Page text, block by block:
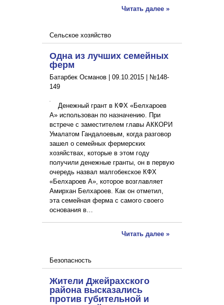
Читать далее »
Сельское хозяйство
Одна из лучших семейных
ферм
Батарбек Османов | 09.10.2015
№148-
149
Денежный грант в КФХ «Белхароев
А» использован по назначению. При
встрече с заместителем главы АККОРИ
Умалатом Гандалоевым, когда разговор
зашел о семейных фермерских
хозяйствах, которые в этом году
получили денежные гранты, он в первую
очередь назвал малгобекское КФХ
«Белхароев А», которое возглавляет
Амирхан Белхароев. Как он отметил,
эта семейная ферма с самого своего
основания в…
Читать далее »
Безопасность
Жители Джейрахского
района высказались
против губительной и